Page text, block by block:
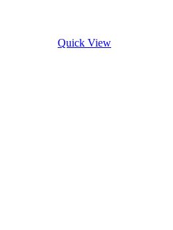
Quick View